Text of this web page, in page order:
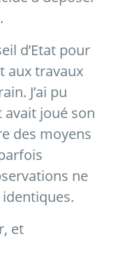
d’Etat pour
aux travaux
J’ai pu
avait joué son
des moyens
ne
et